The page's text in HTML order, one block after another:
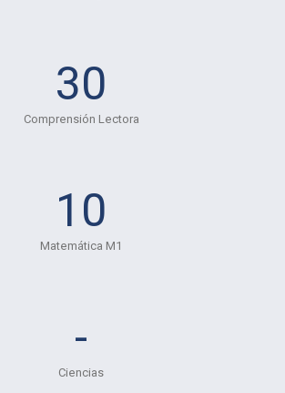
30
Comprensión Lectora
10
Matemática M1
-
Ciencias